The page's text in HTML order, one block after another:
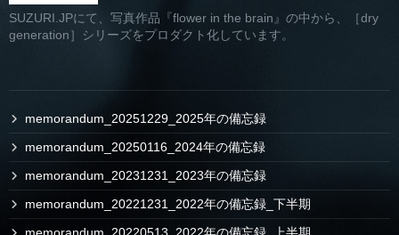
SUZURI.JPにて、写真作品『flower in the brain』の中から、［dry
generation］シリーズをプロダクト化しています。
memorandum_20251229_2025年の備忘録
memorandum_20250116_2024年の備忘録
memorandum_20231231_2023年の備忘録
memorandum_20221231_2022年の備忘録_下半期